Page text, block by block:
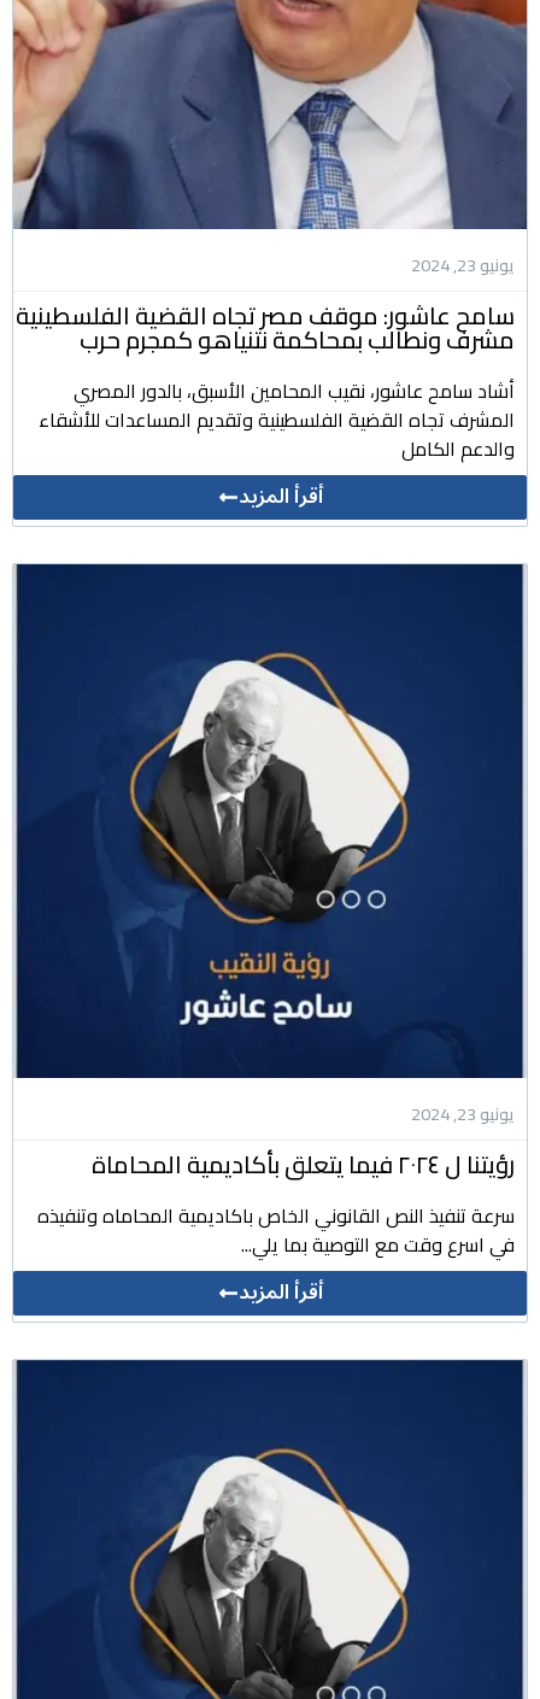
يونيو 23, 2024
سامح عاشور: موقف مصر تجاه القضية الفلسطينية
مشرف ونطالب بمحاكمة نتنياهو كمجرم حرب
أشاد سامح عاشور، نقيب المحامين الأسبق، بالدور المصري
المشرف تجاه القضية الفلسطينية وتقديم المساعدات للأشقاء
والدعم الكامل
أقرأ المزيد
يونيو 23, 2024
رؤيتنا ل ٢٠٢٤ فيما يتعلق بأكاديمية المحاماة
سرعة تنفيذ النص القانوني الخاص باكاديمية المحاماه وتنفيذه
في اسرع وقت مع التوصية بما يلي...
أقرأ المزيد